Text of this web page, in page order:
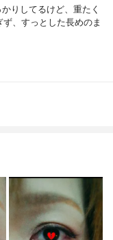
りしてるけど、重たく
、すっとした長めのま